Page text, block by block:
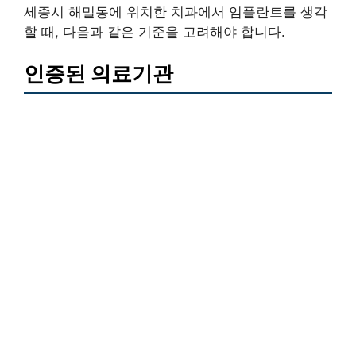
세종시 해밀동에 위치한 치과에서 임플란트를 생각
할 때, 다음과 같은 기준을 고려해야 합니다.
인증된 의료기관